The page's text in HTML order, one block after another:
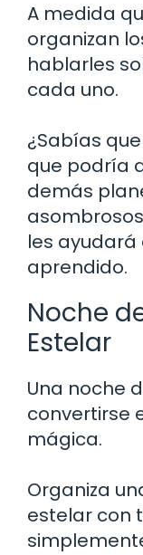
A medida
organizan
hablarles
cada uno.
¿Sabías
que podría
demás
les
aprendido.
Noche
Estelar
Una noche
convertirse
mágica.
Organiza
estelar con